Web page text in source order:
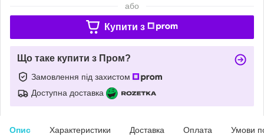
або
Купити з
Що таке купити з Пром?
Замовлення під захистом
Доступна доставка
Опис Характеристики Доставка Оплата Умови